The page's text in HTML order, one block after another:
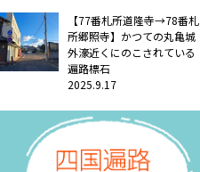
【77番札所道隆寺→78番札
所郷照寺】かつての丸亀城
外濠近くにのこされている
遍路標石
2025.9.17